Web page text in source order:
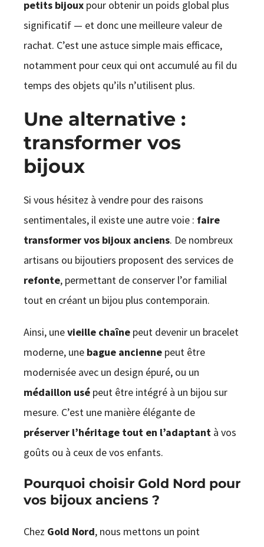
petits bijouxpour obtenir un poids global plus
significatif — et donc une meilleure valeur de
rachat. C’est une astuce simple mais efficace,
notamment pour ceux qui ont accumulé au fil du
temps des objets qu’ils n’utilisent plus.
Une alternative :
transformer vos
bijoux
Si vous hésitez à vendre pour des raisons
sentimentales, il existe une autre voie : faire
transformer vos bijoux anciens. De nombreux
artisans ou bijoutiers proposent des services de
refonte, permettant de conserver l’or familial
tout en créant un bijou plus contemporain.
Ainsi, unevieille chaînepeut devenir un bracelet
moderne, une bague anciennepeut être
modernisée avec un design épuré, ou un
médaillon usépeut être intégré à un bijou sur
mesure. C’est une manière élégante de
préserver l’héritage tout en l’adaptantà vos
goûts ou à ceux de vos enfants.
Pourquoi choisir Gold Nord pour
vos bijoux anciens ?
Chez Gold Nord, nous mettons un point